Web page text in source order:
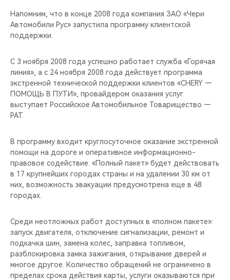
БЛАГОТВОРИТЕЛЬНОСТЬ
CHERY И СПОРТ
НАШИ МЕРОПРИЯТИЯ
CHERY ДЛЯ ДЕТЕЙ
Напомним, что в конце 2008 года компания ЗАО «Чери
Автомобили Рус» запустила программу клиентской
поддержки.
С 3 ноября 2008 года успешно работает служба «Горячая
линия», а с 24 ноября 2008 года действует программа
экстренной технической поддержки клиентов «CHERY —
ПОМОЩЬ В ПУТИ», провайдером оказания услуг
выступает Российское Автомобильное Товарищество —
РАТ.
В программу входит круглосуточное оказание экстренной
помощи на дороге и оперативное информационно-
правовое содействие. «Полный пакет» будет действовать
в 17 крупнейших городах страны и на удалении 30 км от
них, возможность эвакуации предусмотрена еще в 48
городах.
Среди неотложных работ доступных в «полном пакете»:
запуск двигателя, отключение сигнализации, ремонт и
подкачка шин, замена колес, заправка топливом,
разблокировка замка зажигания, открывание дверей и
многое другое. Количество обращений не ограничено в
пределах срока действия карты, услуги оказываются при